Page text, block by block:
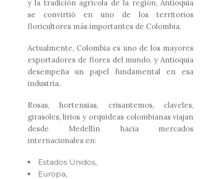
y la tradición agrícola de la región, Antioquia
se convirtió en uno de los territorios
floricultores más importantes de Colombia.
Actualmente, Colombia es uno de los mayores
exportadores de flores del mundo, y Antioquia
desempeña un papel fundamental en esa
industria.
Rosas, hortensias, crisantemos, claveles,
girasoles, lirios y orquídeas colombianas viajan
desde Medellín hacia mercados
internacionales en:
Estados Unidos,
Europa,